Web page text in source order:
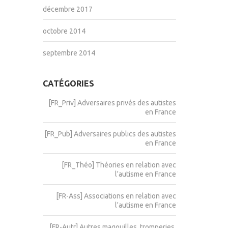
décembre 2017
octobre 2014
septembre 2014
CATÉGORIES
[FR_Priv] Adversaires privés des autistes
en France
[FR_Pub] Adversaires publics des autistes
en France
[FR_Théo] Théories en relation avec
l'autisme en France
[FR-Ass] Associations en relation avec
l'autisme en France